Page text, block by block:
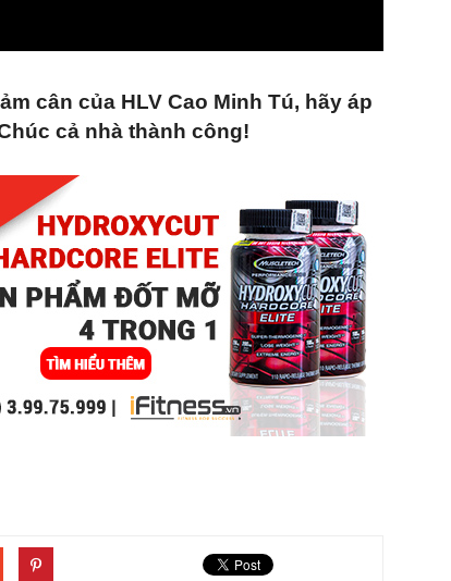
cân của HLV Cao Minh Tú, hãy áp
cả nhà thành công!